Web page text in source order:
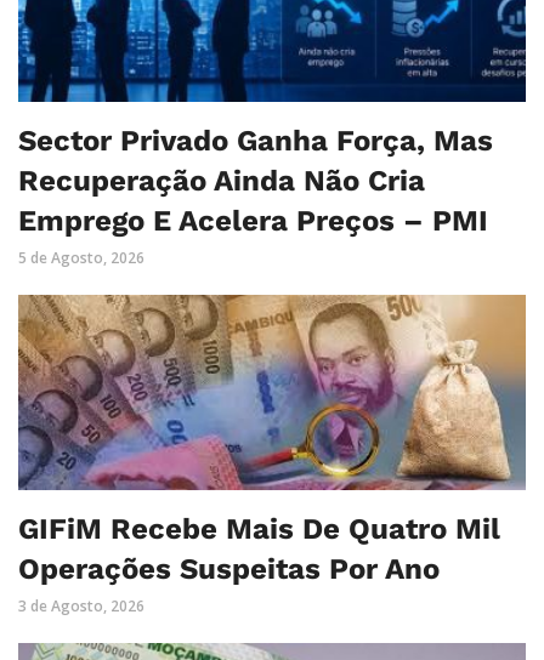
Sector Privado Ganha Força, Mas
Recuperação Ainda Não Cria
Emprego E Acelera Preços – PMI
5 de Agosto, 2026
GIFiM Recebe Mais De Quatro Mil
Operações Suspeitas Por Ano
3 de Agosto, 2026